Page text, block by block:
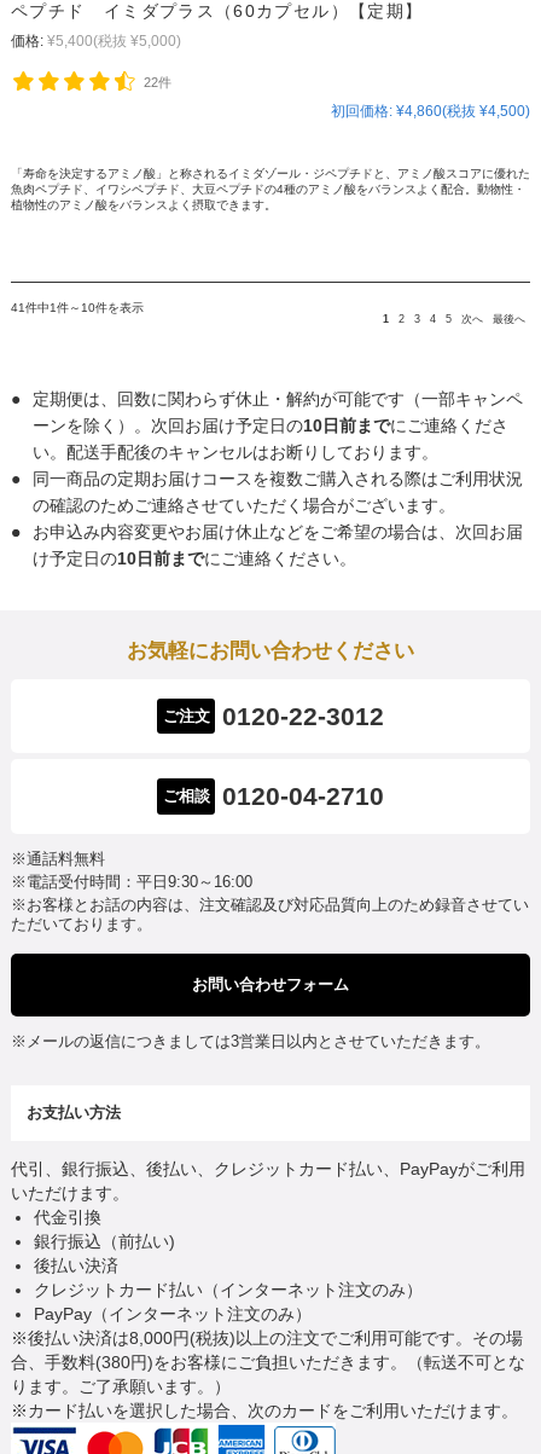
ペプチド イミダプラス（60カプセル）【定期】
価格: ¥5,400(税抜 ¥5,000)
22件
初回価格: ¥4,860(税抜 ¥4,500)
「寿命を決定するアミノ酸」と称されるイミダゾール・ジペプチドと、アミノ酸スコアに優れた
魚肉ペプチド、イワシペプチド、大豆ペプチドの4種のアミノ酸をバランスよく配合。動物性・
植物性のアミノ酸をバランスよく摂取できます。
41件中1件～10件を表示
1 2 3 4 5 次へ 最後へ
●
定期便は、回数に関わらず休止・解約が可能です（一部キャンペ
ーンを除く）。次回お届け予定日の10日前までにご連絡くださ
い。配送手配後のキャンセルはお断りしております。
●
同一商品の定期お届けコースを複数ご購入される際はご利用状況
の確認のためご連絡させていただく場合がございます。
●
●
お申込み内容変更やお届け休止などをご希望の場合は、次回お届
け予定日の10日前までにご連絡ください。
お気軽にお問い合わせください
ご注文 0120-22-3012
ご相談 0120-04-2710
※通話料無料
※電話受付時間：平日9:30～16:00
※お客様とお話の内容は、注文確認及び対応品質向上のため録音させてい
ただいております。
お問い合わせフォーム
※メールの返信につきましては3営業日以内とさせていただきます。
お支払い方法
代引、銀行振込、後払い、クレジットカード払い、PayPayがご利用
いただけます。
代金引換
銀行振込（前払い)
後払い決済
クレジットカード払い（インターネット注文のみ）
PayPay（インターネット注文のみ）
※後払い決済は8,000円(税抜)以上の注文でご利用可能です。その場
合、手数料(380円)をお客様にご負担いただきます。（転送不可とな
ります。ご了承願います。）
※カード払いを選択した場合、次のカードをご利用いただけます。